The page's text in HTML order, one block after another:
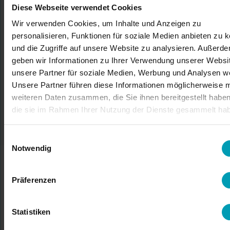
Diese Webseite verwendet Cookies
Wir verwenden Cookies, um Inhalte und Anzeigen zu
personalisieren, Funktionen für soziale Medien anbieten zu
und die Zugriffe auf unsere Website zu analysieren.
geben wir Informationen zu Ihrer Verwendung unserer
unsere Partner für soziale Medien, Werbung und Analysen
Unsere Partner führen diese Informationen möglicherweise
weiteren Daten zusammen, die Sie ihnen bereitgestellt
die sie im Rahmen Ihrer Nutzung der Dienste gesammelt
Notwendig
Präferenzen
Statistiken
INFORMATIONSANFRAGE
ODER WENDEN SIE SICH AN EIN BION-
TEAMMITGLIED